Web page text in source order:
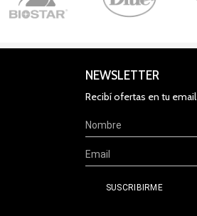
NEWSLETTER
Recibí ofertas en tu email